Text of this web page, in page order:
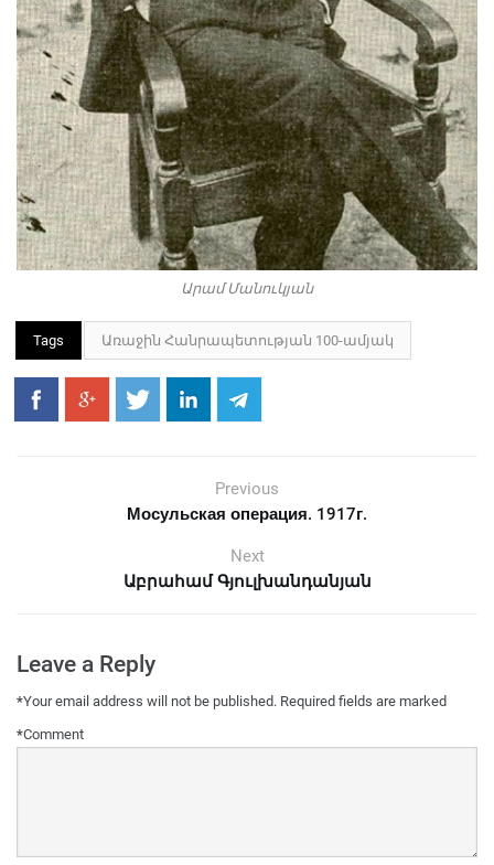
Արամ Մանուկյան
Tags Առաջին Հանրապետության 100-ամյակ
Previous
Мосульская операция. 1917г.
Next
Աբրահամ Գյուլխանդանյան
Leave a Reply
Your email address will not be published. Required fields are marked
*
Comment
*